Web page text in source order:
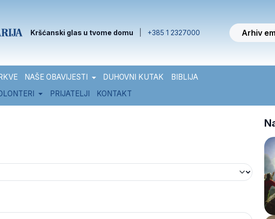
Kršćanski glas u tvome domu +385 1 2327000 Arhiv
NAŠE OBAVIJESTI DUHOVNI KUTAK
BIBLIJA
PRIJATELJI KONTAKT